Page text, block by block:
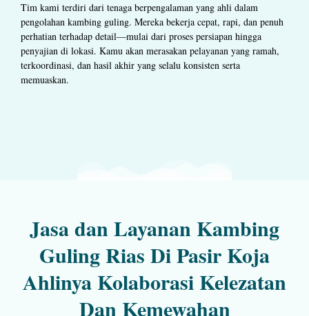
Tim kami terdiri dari tenaga berpengalaman yang ahli dalam
pengolahan kambing guling. Mereka bekerja cepat, rapi, dan penuh
perhatian terhadap detail—mulai dari proses persiapan hingga
penyajian di lokasi. Kamu akan merasakan pelayanan yang ramah,
terkoordinasi, dan hasil akhir yang selalu konsisten serta
memuaskan.
Jasa dan Layanan Kambing
Guling Rias Di Pasir Koja
Ahlinya Kolaborasi Kelezatan
Dan Kemewahan